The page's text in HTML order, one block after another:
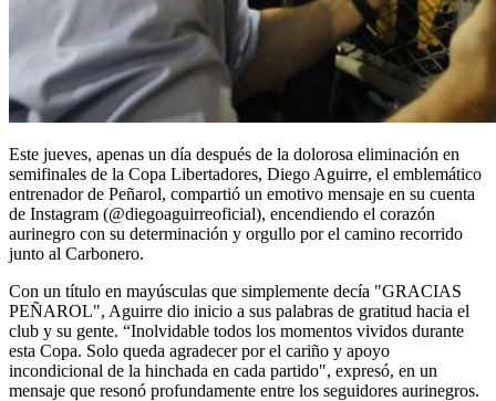
Este jueves, apenas un día después de la dolorosa eliminación en
semifinales de la Copa Libertadores, Diego Aguirre, el emblemático
entrenador de Peñarol, compartió un emotivo mensaje en su cuenta
de Instagram (@diegoaguirreoficial), encendiendo el corazón
aurinegro con su determinación y orgullo por el camino recorrido
junto al Carbonero.
Con un título en mayúsculas que simplemente decía "GRACIAS
PEÑAROL", Aguirre dio inicio a sus palabras de gratitud hacia el
club y su gente. “Inolvidable todos los momentos vividos durante
esta Copa. Solo queda agradecer por el cariño y apoyo
incondicional de la hinchada en cada partido", expresó, en un
mensaje que resonó profundamente entre los seguidores aurinegros.